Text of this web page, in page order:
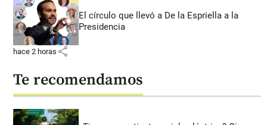
El círculo que llevó a De la Espriella a la
Presidencia
hace 2 horas share
Te recomendamos